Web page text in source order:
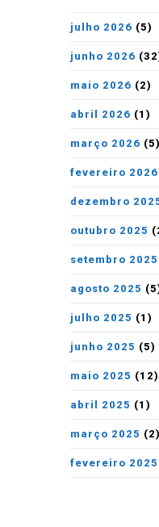
julho 2026 (5)
junho 2026
maio 2026 (2)
abril 2026 (1)
março 2026 (5)
fevereiro 2026
dezembro
outubro 2025
setembro 2025
agosto 2025
julho 2025 (1)
junho 2025 (5)
maio 2025 (12)
abril 2025 (1)
março 2025 (2)
fevereiro 2025